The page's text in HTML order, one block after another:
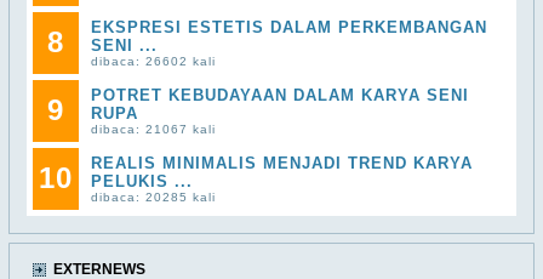
8
EKSPRESI ESTETIS DALAM PERKEMBANGAN
SENI ...
dibaca: 26602 kali
9
POTRET KEBUDAYAAN DALAM KARYA SENI
RUPA
dibaca: 21067 kali
10
REALIS MINIMALIS MENJADI TREND KARYA
PELUKIS ...
dibaca: 20285 kali
EXTERNEWS